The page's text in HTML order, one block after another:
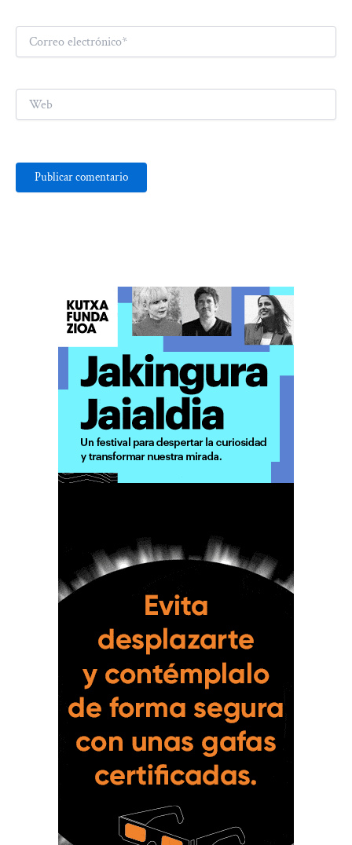
Correo
electrónico*
Web